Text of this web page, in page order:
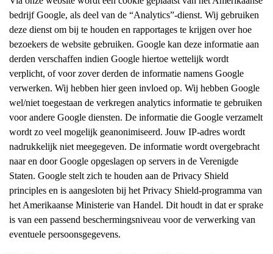
bedrijf Google, als deel van de “Analytics”-dienst. Wij gebruiken
deze dienst om bij te houden en rapportages te krijgen over hoe
bezoekers de website gebruiken. Google kan deze informatie aan
derden verschaffen indien Google hiertoe wettelijk wordt
verplicht, of voor zover derden de informatie namens Google
verwerken. Wij hebben hier geen invloed op. Wij hebben Google
wel/niet toegestaan de verkregen analytics informatie te gebruiken
voor andere Google diensten. De informatie die Google verzamelt
wordt zo veel mogelijk geanonimiseerd. Jouw IP-adres wordt
nadrukkelijk niet meegegeven. De informatie wordt overgebracht
naar en door Google opgeslagen op servers in de Verenigde
Staten. Google stelt zich te houden aan de Privacy Shield
principles en is aangesloten bij het Privacy Shield-programma van
het Amerikaanse Ministerie van Handel. Dit houdt in dat er sprake
is van een passend beschermingsniveau voor de verwerking van
eventuele persoonsgegevens.